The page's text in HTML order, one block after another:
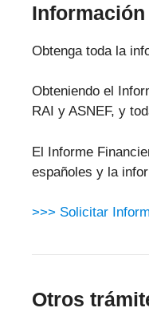
Obtenga toda la
Obteniendo el
RAI y ASNEF, y
El Informe
españoles y la
>>> Solicitar
Otros